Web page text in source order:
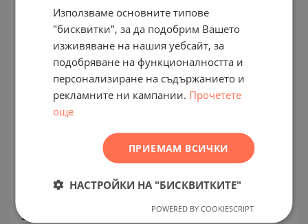
Напълно обзаведени апартаменти
в нова сграда в престижна зона на
КВ. НЕОС КОСМОС / ГР. АТИНА(ATHENS) /
ATTICA / ГЪРЦИЯ
Клас на сградата:
Цени на м²:
2
GERMAN
FRENCH
ROMANIAN
SERBIAN
Използваме основните типове
"бисквитки", за да подобрим Вашето
изживяване на нашия уебсайт, за
подобряване на функционалността и
персонализиране на съдържанието и
рекламните ни кампании. Прочетете
още
ПРИЕМАМ ВСИЧКИ
НАСТРОЙКИ НА "БИСКВИТКИТЕ"
POWERED BY COOKIESCRIPT